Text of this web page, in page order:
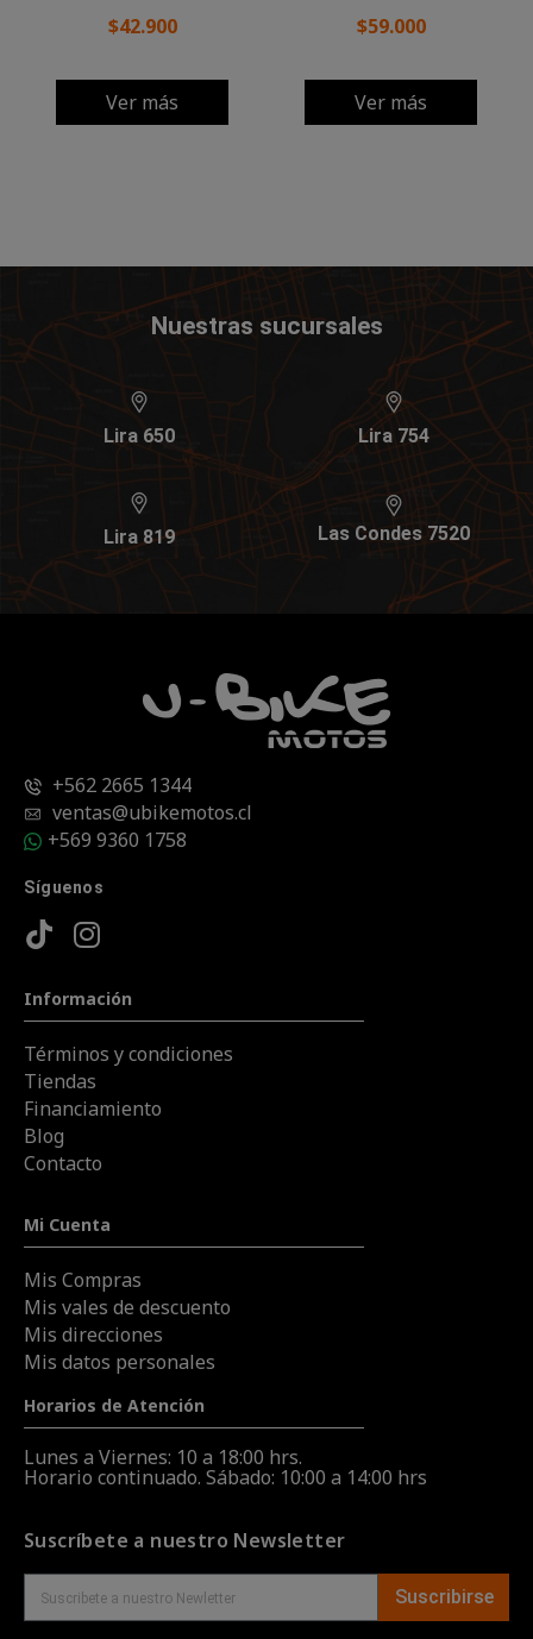
$42.900
Ver más
$59.000
Ver más
Nuestras sucursales
Lira 650 Lira 754
Lira 819 Las Condes 7520
+562 2665 1344
ventas@ubikemotos.cl
+569 9360 1758
Síguenos
Información
Términos y condiciones
Tiendas
Financiamiento
Blog
Contacto
Mi Cuenta
Mis Compras
Mis vales de descuento
Mis direcciones
Mis datos personales
Horarios de Atención
Lunes a Viernes: 10 a 18:00 hrs.
Horario continuado. Sábado: 10:00 a 14:00 hrs
Suscríbete a nuestro Newsletter
Suscribirse